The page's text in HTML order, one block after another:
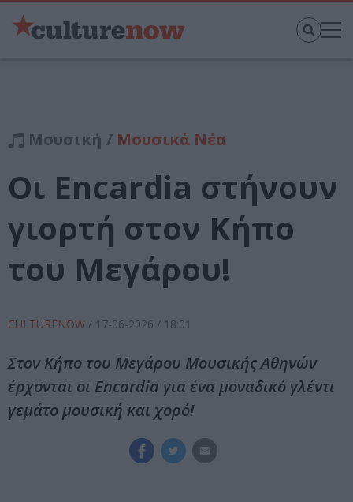
Μουσική / Μουσικά Νέα
Οι Encardia στήνουν
γιορτή στον Κήπο
του Μεγάρου!
CULTURENOW / 17-06-2026 / 18:01
Στον Κήπο του Μεγάρου Μουσικής Αθηνών
έρχονται οι Encardia για ένα μοναδικό γλέντι
γεμάτο μουσική και χορό!